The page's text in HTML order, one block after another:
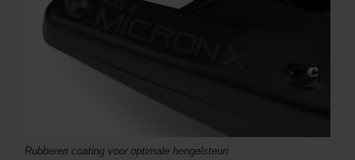
Rubberen coating voor optimale hengelsteun